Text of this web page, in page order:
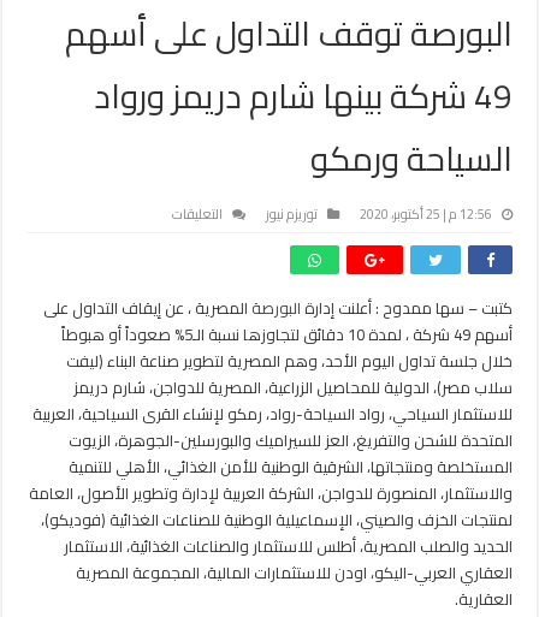
البورصة توقف التداول على أسهم
49 شركة بينها شارم دريمز ورواد
السياحة ورمكو
12:56 م | 25 أكتوبر، 2020 توريزم نيوز التعليقات
على
أسهم
49
شركة
بينها
شارم
دريمز
ورواد
السياحة
ورمكو
مغلقة
كتبت – سها ممدوح : أعلنت إدارة البورصة المصرية ، عن إيقاف التداول على
أسهم 49 شركة ، لمدة 10 دقائق لتجاوزها نسبة الـ5% صعوداً أو هبوطاً
خلال جلسة تداول اليوم الأحد، وهم المصرية لتطوير صناعة البناء (ليفت
سلاب مصر)، الدولية للمحاصيل الزراعية، المصرية للدواجن، شارم دريمز
للاستثمار السياحي، رواد السياحة-رواد، رمكو لإنشاء القرى السياحية، العربية
المتحدة للشحن والتفريغ، العز للسيراميك والبورسلين-الجوهرة، الزيوت
المستخلصة ومنتجاتها، الشرقية الوطنية للأمن الغذائي، الأهلي للتنمية
والاستثمار، المنصورة للدواجن، الشركة العربية لإدارة وتطوير الأصول، العامة
لمنتجات الخزف والصيني، الإسماعيلية الوطنية للصناعات الغذائية (فوديكو)،
الحديد والصلب المصرية، أطلس للاستثمار والصناعات الغذائية، الاستثمار
العقاري العربي-اليكو، اودن للاستثمارات المالية، المجموعة المصرية
العقارية.